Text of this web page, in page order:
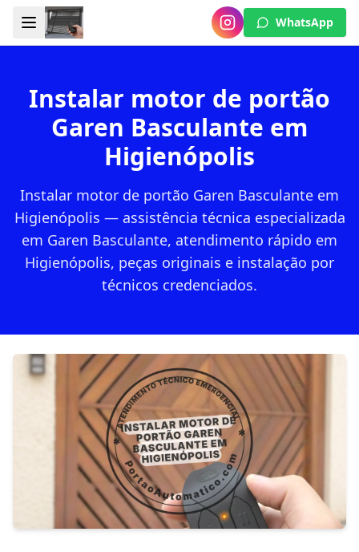
WhatsApp
Instalar motor de portão
Garen Basculante em
Higienópolis
Instalar motor de portão Garen Basculante em
Higienópolis — assistência técnica especializada
em Garen Basculante, atendimento rápido em
Higienópolis, peças originais e instalação por
técnicos credenciados.